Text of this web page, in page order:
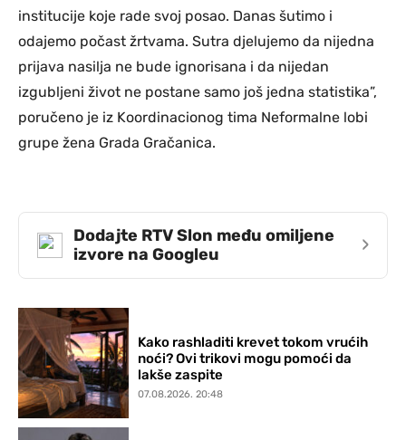
institucije koje rade svoj posao. Danas šutimo i
odajemo počast žrtvama. Sutra djelujemo da nijedna
prijava nasilja ne bude ignorisana i da nijedan
izgubljeni život ne postane samo još jedna statistika”,
poručeno je iz Koordinacionog tima Neformalne lobi
grupe žena Grada Gračanica.
Dodajte RTV Slon među omiljene
izvore na Googleu
›
Kako rashladiti krevet tokom vrućih
noći? Ovi trikovi mogu pomoći da
lakše zaspite
07.08.2026. 20:48